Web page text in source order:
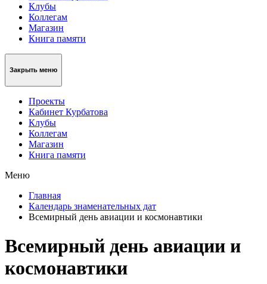
Клубы
Коллегам
Магазин
Книга памяти
Закрыть меню
Проекты
Кабинет Курбатова
Клубы
Коллегам
Магазин
Книга памяти
Меню
Главная
Календарь знаменательных дат
Всемирный день авиации и космонавтики
Всемирный день авиации и
космонавтики